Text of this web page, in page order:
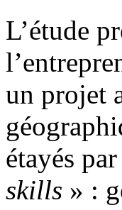
L’étude
un projet
étayés
skills » :